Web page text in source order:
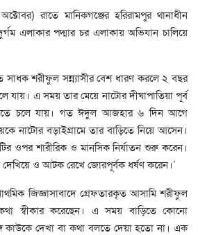
রাতে মানিকগঞ্জের হরিরামপুর থানাধীন
এলাকার পদ্মার চর এলাকায় অভিযান চালিয়ে
শরীফুল সন্ন্যাসীর বেশ ধারণ করলে ২ বছর
যায়। এ সময় তার মেয়ে নাটোর দীঘাপাতিয়া পূর্ব
চলে যায়। গত ঈদুল আজহার ৬ দিন আগে
নাটোর বড়াইগ্রামে তার বাড়িতে নিয়ে আসেন।
ওপর শারীরিক ও মানসিক নির্যাতন শুরু করেন।
ও আটক রেখে জোরপূর্বক ধর্ষণ করেন।’
জিজ্ঞাসাবাদে গ্রেফতারকৃত আসামি শরীফুল
কথা স্বীকার করেছেন। এ সময় বাড়িতে কোনো
কাউকে দেখা বা কথা বলতে দেয়া হতো না। এক